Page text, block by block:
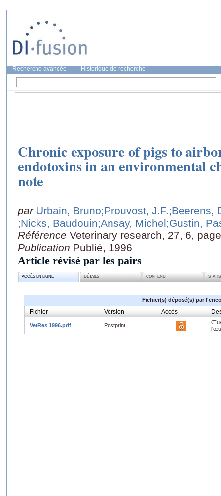
Recherche avancée Historique de recherche
Chronic exposure of pigs to
endotoxins in an environmental
note
par Urbain, Bruno;Prouvost, J.F.;Beerens,
;Nicks, Baudouin;Ansay, Michel;Gustin,
Référence Veterinary research, 27, 6,
Publication Publié, 1996
Article révisé par les pairs
ACCÈS EN LIGNE DÉTAILS CONTENU
Fichier(s) déposé(s) par
Fichier Version Accès
VetRes 1996.pdf Postprint